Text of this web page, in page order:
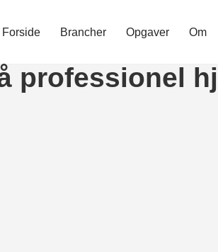
Forside Brancher Opgaver Om
professionel